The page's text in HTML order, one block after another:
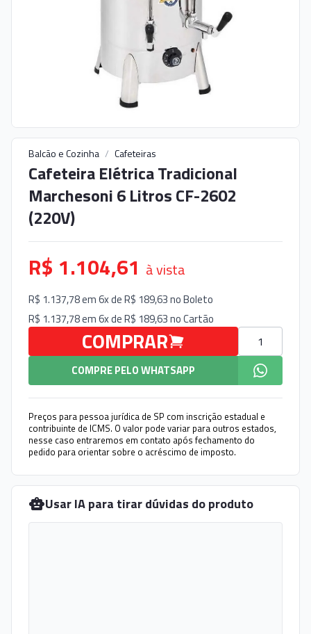
Balcão e Cozinha / Cafeteiras
Cafeteira Elétrica Tradicional
Marchesoni 6 Litros CF-2602
(220V)
R$ 1.104,61 à vista
R$ 1.137,78 em 6x de R$ 189,63 noBoleto
R$ 1.137,78 em 6x de R$ 189,63 noCartão
COMPRAR
Quantidade
COMPRE PELO WHATSAPP
Preços para pessoa jurídica de SP com inscrição estadual e
contribuinte de ICMS. O valor pode variar para outros estados,
nesse caso entraremos em contato após fechamento do
pedido para orientar sobre o acréscimo de imposto.
Usar IA para tirar dúvidas do produto